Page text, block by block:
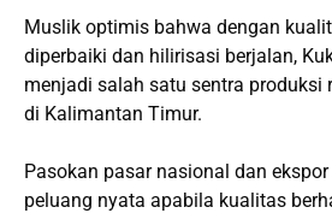
Muslik optimis bahwa dengan
diperbaiki dan hilirisasi berjalan,
menjadi salah satu sentra produksi
di Kalimantan Timur.
Pasokan pasar nasional dan
peluang nyata apabila kualitas